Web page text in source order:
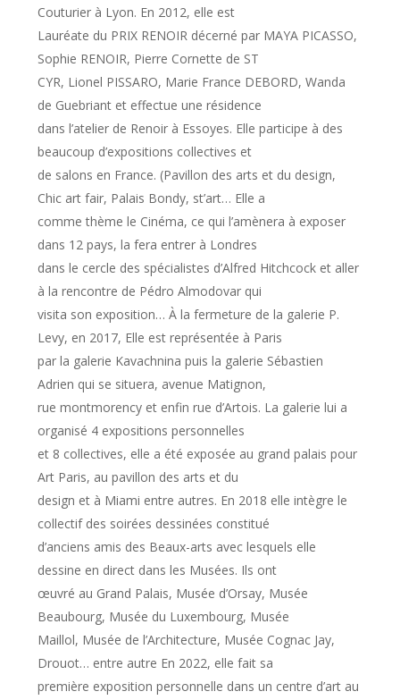
Couturier à Lyon. En 2012, elle est
Lauréate du PRIX RENOIR décerné par MAYA PICASSO,
Sophie RENOIR, Pierre Cornette de ST
CYR, Lionel PISSARO, Marie France DEBORD, Wanda
de Guebriant et effectue une résidence
dans l’atelier de Renoir à Essoyes. Elle participe à des
beaucoup d’expositions collectives et
de salons en France. (Pavillon des arts et du design,
Chic art fair, Palais Bondy, st’art… Elle a
comme thème le Cinéma, ce qui l’amènera à exposer
dans 12 pays, la fera entrer à Londres
dans le cercle des spécialistes d’Alfred Hitchcock et aller
à la rencontre de Pédro Almodovar qui
visita son exposition… À la fermeture de la galerie P.
Levy, en 2017, Elle est représentée à Paris
par la galerie Kavachnina puis la galerie Sébastien
Adrien qui se situera, avenue Matignon,
rue montmorency et enfin rue d’Artois. La galerie lui a
organisé 4 expositions personnelles
et 8 collectives, elle a été exposée au grand palais pour
Art Paris, au pavillon des arts et du
design et à Miami entre autres. En 2018 elle intègre le
collectif des soirées dessinées constitué
d’anciens amis des Beaux-arts avec lesquels elle
dessine en direct dans les Musées. Ils ont
œuvré au Grand Palais, Musée d’Orsay, Musée
Beaubourg, Musée du Luxembourg, Musée
Maillol, Musée de l’Architecture, Musée Cognac Jay,
Drouot… entre autre En 2022, elle fait sa
première exposition personnelle dans un centre d’art au